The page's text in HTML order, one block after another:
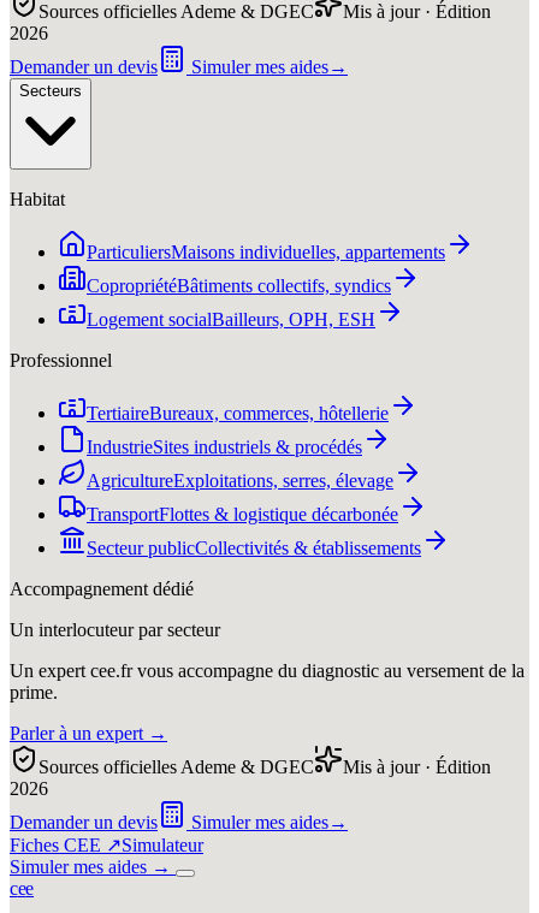
Sources officielles Ademe & DGEC
Mis à jour · Édition
2026
Demander un devis
Simuler mes aides→
Secteurs
Habitat
ParticuliersMaisons individuelles, appartements
CopropriétéBâtiments collectifs, syndics
Logement socialBailleurs, OPH, ESH
Professionnel
TertiaireBureaux, commerces, hôtellerie
IndustrieSites industriels & procédés
AgricultureExploitations, serres, élevage
TransportFlottes & logistique décarbonée
Secteur publicCollectivités & établissements
Accompagnement dédié
Un interlocuteur par secteur
Un expert cee.fr vous accompagne du diagnostic au versement de la
prime.
Parler à un expert →
Sources officielles Ademe & DGEC
Mis à jour · Édition
2026
Demander un devis
Simuler mes aides→
Fiches CEE ↗Simulateur
Simuler mes aides →
cee